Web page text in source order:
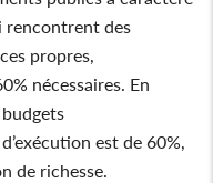
rencontrent des
propres,
nécessaires. En
est de 60%,
de richesse.